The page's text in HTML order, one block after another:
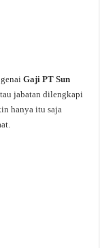
Gaji PT Sun
jabatan dilengkapi
hanya itu saja